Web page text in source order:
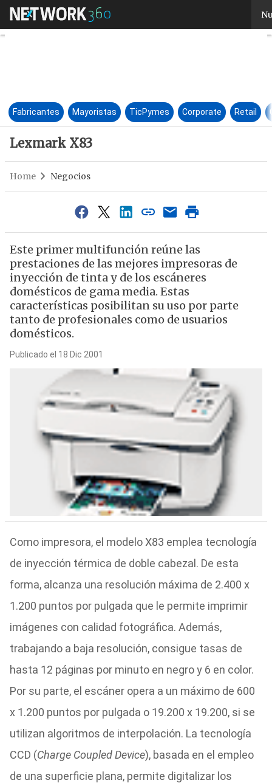
Lexmark X83
Fabricantes Mayoristas TicPymes Corporate Retail
Lexmark X83
Home Negocios
Este primer multifunción reúne las
prestaciones de las mejores impresoras de
inyección de tinta y de los escáneres
domésticos de gama media. Estas
características posibilitan su uso por parte
tanto de profesionales como de usuarios
domésticos.
Publicado el 18 Dic 2001
Como impresora, el modelo X83 emplea tecnología
de inyección térmica de doble cabezal. De esta
forma, alcanza una resolución máxima de 2.400 x
1.200 puntos por pulgada que le permite imprimir
imágenes con calidad fotográfica. Además,
trabajando a baja resolución, consigue tasas de
hasta 12 páginas por minuto en negro y 6 en color.
Por su parte, el escáner opera a un máximo de 600
x 1.200 puntos por pulgada o 19.200 x 19.200, si se
utilizan algoritmos de interpolación. La tecnología
CCD (Charge Coupled Device), basada en el empleo
de una superficie plana, permite digitalizar los